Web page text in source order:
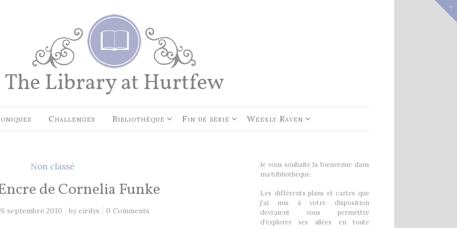
EN CE MOMENT, JE LIS…
Les Cités des Anciens, Intégrale 1
byRobin Hobb
Fantasy Art: Peindre Un Univers De
The Art of Heikala: Works and
RECHERCHE
Challenges Bibliothèque Fin de série Weekly Raven
Non classé
de Cornelia Funke
septembre 2010 byeirilys 0 Comments
Je vous souhaite la bienvenue dans
ma bibliothèque.
Les différents plans et cartes que
j'ai mis à votre disposition
devraient vous permettre
d'explorer ses allées en toute